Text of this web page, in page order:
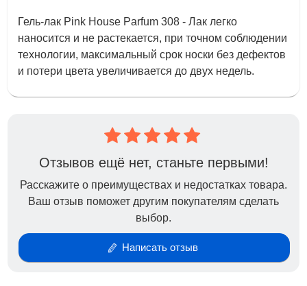
Гель-лак Pink House Parfum 308 - Лак легко
наносится и не растекается, при точном соблюдении
технологии, максимальный срок носки без дефектов
и потери цвета увеличивается до двух недель.
Отзывов ещё нет, станьте первыми!
Расскажите о преимуществах и недостатках товара.
Ваш отзыв поможет другим покупателям сделать
выбор.
Написать отзыв